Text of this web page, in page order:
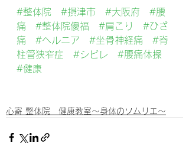
#整体院 #摂津市 #大阪府
#腰
痛
#整体院優福 #肩こり
#ひざ
痛
#ヘルニア #坐骨神経痛
#脊
柱管狭窄症
#シビレ
#腰痛体操
#健康
心寄 整体院 健康教室～身体のソムリエ～